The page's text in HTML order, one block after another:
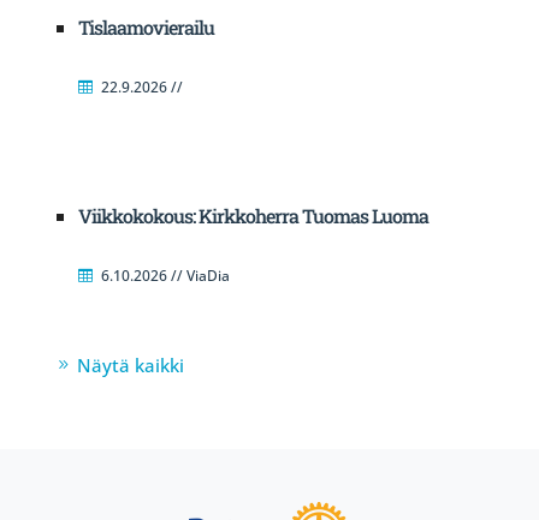
Tislaamovierailu
22.9.2026 //
Viikkokokous: Kirkkoherra Tuomas Luoma
6.10.2026 // ViaDia
Näytä kaikki